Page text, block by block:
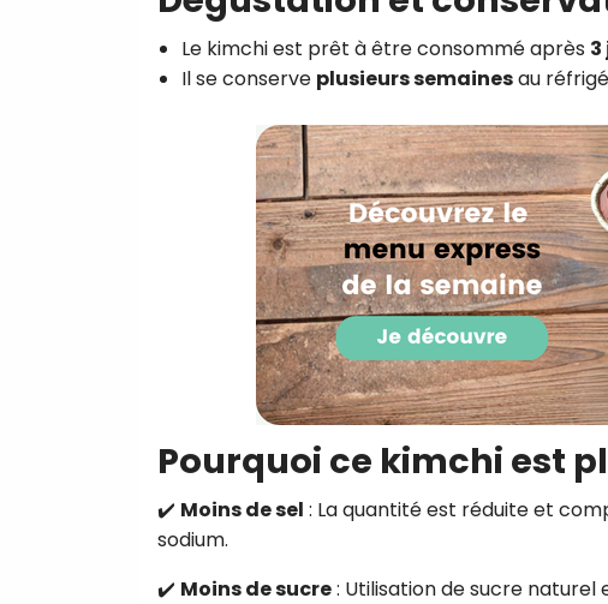
Le kimchi est prêt à être consommé après
Il se conserve plusieurs semainesau
Pourquoi ce kimchi est
✔️ Moins de sel : La quantité est réduite et
sodium.
✔️ Moins de sucre: Utilisation de sucre